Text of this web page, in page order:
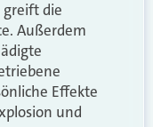
greift die
Außerdem
Effekte
und